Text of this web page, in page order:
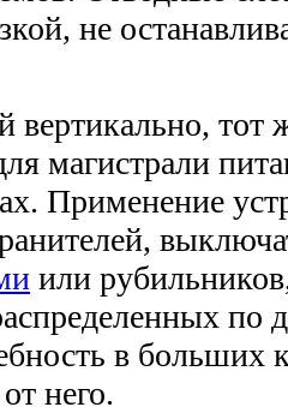
не
вертикально,
магистрали
Применение
или
по
в больших
него.